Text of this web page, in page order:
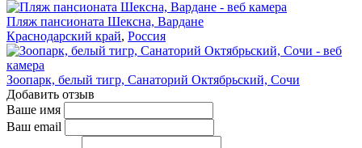
Пляж пансионата Шексна, Вардане
Краснодарский край, Россия
Зоопарк, белый тигр, Санаторий Октябрьский, Сочи
Добавить отзыв
Ваше имя
Ваш email